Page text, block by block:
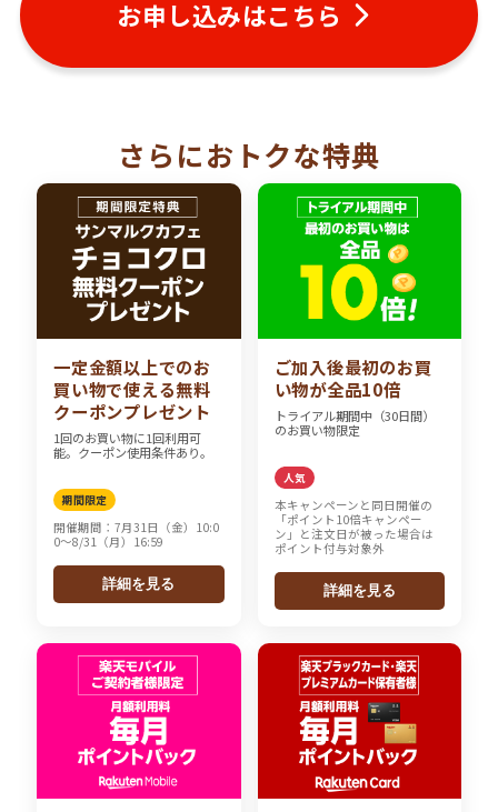
お申し込みはこちら
さらにおトクな特典
一定金額以上でのお
買い物で使える無料
クーポンプレゼント
1回のお買い物に1回利用可
能。クーポン使用条件あり。
期間限定
開催期間：7月31日（金）10:0
0～8/31（月）16:59
詳細を見る
ご加入後最初のお買
い物が全品10倍
トライアル期間中（30日間）
のお買い物限定
人気
本キャンペーンと同日開催の
「ポイント10倍キャンペー
ン」と注文日が被った場合は
ポイント付与対象外
詳細を見る